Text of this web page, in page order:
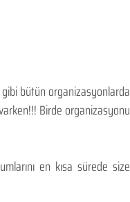
gibi bütün organizasyonlarda
Birde organizasyonu
en kısa sürede size